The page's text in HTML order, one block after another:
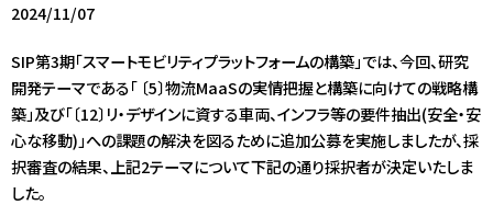
2024/11/07
SIP第3期「スマートモビリティプラットフォームの構築」では、今回、研究
開発テーマである「 〔5〕物流MaaSの実情把握と構築に向けての戦略構
築」及び「〔12〕リ・デザインに資する車両、インフラ等の要件抽出(安全・安
心な移動)」への課題の解決を図るために追加公募を実施しましたが、採
択審査の結果、上記2テーマについて下記の通り採択者が決定いたしま
した。